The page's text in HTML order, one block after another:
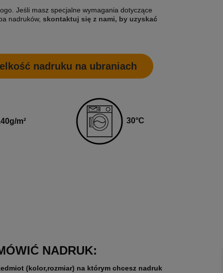
Najniższa cena:1 504,07 zł
Jeśli masz specjalne wymagania dotyczące
nadruków, skontaktuj się z nami, by uzyskać
nadruku na ubraniach
g/m² 30°C
NADRUK:
(kolor,rozmiar) na którym chcesz nadruk